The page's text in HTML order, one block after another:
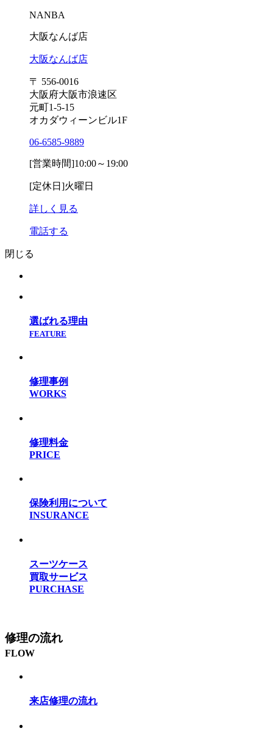
NANBA
大阪なんば店
大阪なんば店
〒 556-0016
大阪府大阪市浪速区
元町1-5-15
オカダウィーンビル1F
06-6585-9889
[営業時間]10:00～19:00
[定休日]火曜日
詳しく見る
電話する
閉じる
選ばれる理由
FEATURE
修理事例
WORKS
修理料金
PRICE
保険利用について
INSURANCE
スーツケース
買取サービス
PURCHASE
修理の流れ
FLOW
来店修理の流れ